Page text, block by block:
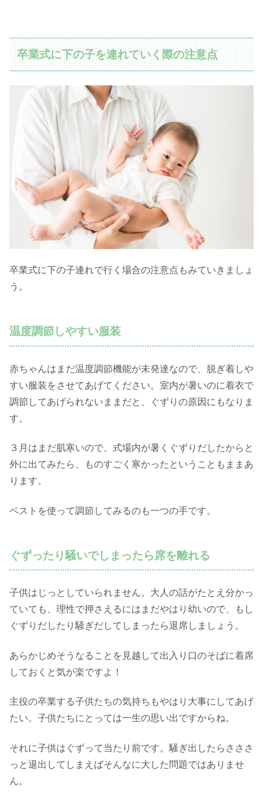
卒業式に下の子を連れていく際の注意点
卒業式に下の子連れで行く場合の注意点もみていきましょ
う。
温度調節しやすい服装
赤ちゃんはまだ温度調節機能が未発達なので、脱ぎ着しや
すい服装をさせてあげてください。室内が暑いのに着衣で
調節してあげられないままだと、ぐずりの原因にもなりま
す。
３月はまだ肌寒いので、式場内が暑くぐずりだしたからと
外に出てみたら、ものすごく寒かったということもままあ
ります。
ベストを使って調節してみるのも一つの手です。
ぐずったり騒いでしまったら席を離れる
子供はじっとしていられません。大人の話がたとえ分かっ
ていても、理性で押さえるにはまだやはり幼いので、もし
ぐずりだしたり騒ぎだしてしまったら退席しましょう。
あらかじめそうなることを見越して出入り口のそばに着席
しておくと気が楽ですよ！
主役の卒業する子供たちの気持ちもやはり大事にしてあげ
たい。子供たちにとっては一生の思い出ですからね。
それに子供はぐずって当たり前です。騒ぎ出したらさささ
っと退出してしまえばそんなに大した問題ではありませ
ん。